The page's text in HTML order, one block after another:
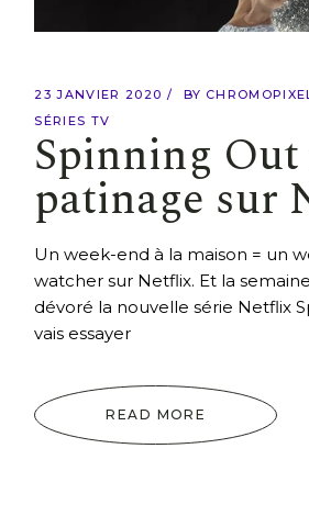
23 JANVIER 2020 BY
SÉRIES TV
Spinning
patinage sur
Un week-end à la maison = un
watcher sur Netflix. Et la
dévoré la nouvelle série Netflix
vais essayer
READ MORE